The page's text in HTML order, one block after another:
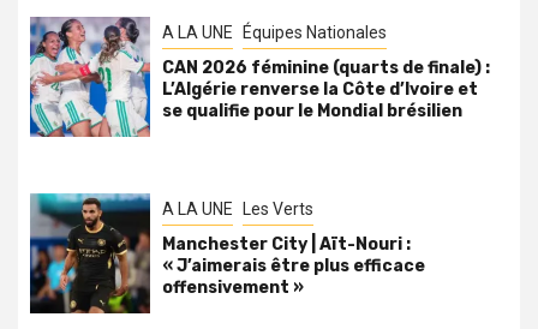
A LA UNE Équipes Nationales
CAN 2026 féminine (quarts de finale) :
L’Algérie renverse la Côte d’Ivoire et
se qualifie pour le Mondial brésilien
A LA UNE Les Verts
Manchester City | Aït-Nouri :
« J’aimerais être plus efficace
offensivement »